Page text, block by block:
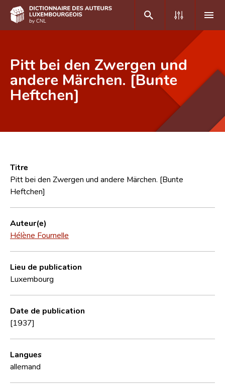
DE FR
Accueil
Recherche avancée
CNL
Équipe scientifique
Pitt bei den Zwergen und
andere Märchen. [Bunte
Heftchen]
Titre
Pitt bei den Zwergen und andere Märchen. [Bunte
Heftchen]
Auteur(e)
Hélène Fournelle
Lieu de publication
Luxembourg
Date de publication
[1937]
Langues
allemand